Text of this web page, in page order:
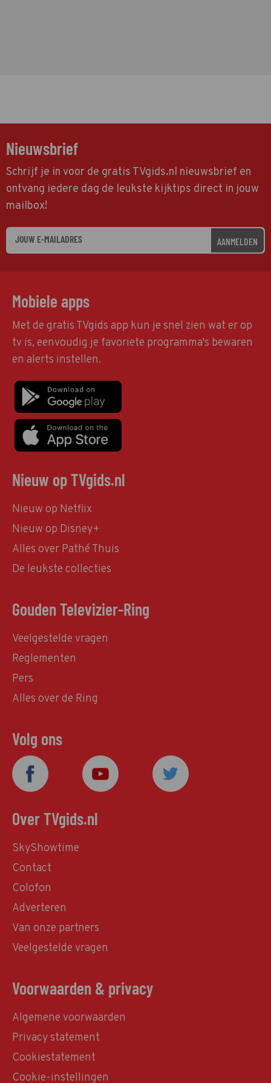
Nieuwsbrief
Schrijf je in voor de gratis TVgids.nl nieuwsbrief en
ontvang iedere dag de leukste kijktips direct in jouw
mailbox!
AANMELDEN
Mobiele apps
Met de gratis TVgids app kun je snel zien wat er op
tv is, eenvoudig je favoriete programma's bewaren
en alerts instellen.
Nieuw op TVgids.nl
Nieuw op Netflix
Nieuw op Disney+
Alles over Pathé Thuis
De leukste collecties
Gouden Televizier-Ring
Veelgestelde vragen
Reglementen
Pers
Alles over de Ring
Volg ons
Over TVgids.nl
SkyShowtime
Contact
Colofon
Adverteren
Van onze partners
Veelgestelde vragen
Voorwaarden & privacy
Algemene voorwaarden
Privacy statement
Cookiestatement
Cookie-instellingen